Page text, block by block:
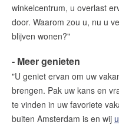
winkelcentrum, u overlast
door. Waarom zou u, nu u
blijven wonen?"
- Meer genieten
"U geniet ervan om uw
brengen. Pak uw kans en
te vinden in uw favoriete
buiten Amsterdam is en wij